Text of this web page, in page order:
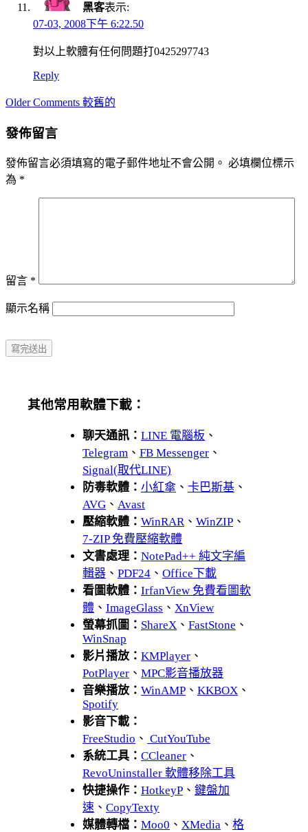
黑客表示:
07-03, 2008下午 6:22.50
對以上軟體有任何問題打0425297743
Reply
Comment
Older Comments 較舊的
發佈留言
發佈留言必須填寫的電子郵件地址不會公開。 必填欄位標示
為 *
留言 *
顯示名稱
其他常用軟體下載：
聊天通訊： LINE 電腦板 、
Telegram 、 FB Messenger 、
Signal(取代LINE)
防毒軟體： 小紅傘 、 卡巴斯基 、
AVG 、 Avast
壓縮軟體： WinRAR 、 WinZIP 、
7-ZIP 免費壓縮軟體
文書處理： NotePad++ 純文字編
輯器 、 PDF24 、 Office下載
看圖軟體： IrfanView 免費看圖軟
體 、 ImageGlass 、 XnView
螢幕抓圖： ShareX 、 FastStone 、
WinSnap
影片播放： KMPlayer 、
PotPlayer 、 MPC影音播放器
音樂播放： WinAMP 、 KKBOX 、
Spotify
影音下載：
FreeStudio 、 CutYouTube
系統工具： CCleaner 、
RevoUninstaller 軟體移除工具
快捷操作： HotkeyP 、 鍵盤加
速 、 CopyTexty
媒體轉檔： Moo0 、 XMedia 、 格